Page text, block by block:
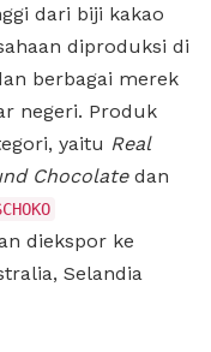
dari biji kakao
diproduksi di
berbagai merek
negeri. Produk
yaitu Real
Chocolatedan
diekspor ke
Selandia